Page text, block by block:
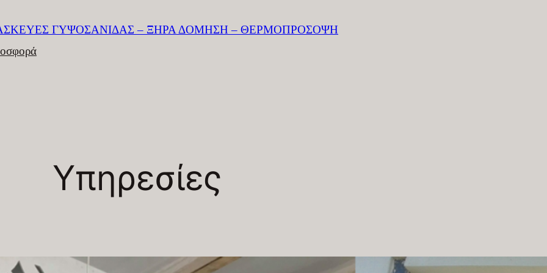
ΓΥΨΟΣΑΝΙΔΑΣ – ΞΗΡΑ ΔΟΜΗΣΗ – ΘΕΡΜΟΠΡΟΣΟΨΗ
Υπηρεσίες